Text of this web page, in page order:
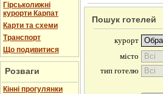
Гірськолижні
курорти Карпат
Карти та схеми
Транспорт
Що подивитися
Розваги
Кінні прогулянки
Пошук готелей